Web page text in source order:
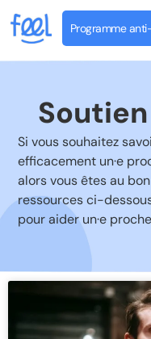
Programme
Si vous souhaitez
efficacement un·e
alors vous êtes au
ressources ci-
pour aider un·e